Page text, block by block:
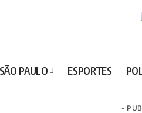
PAULO ESPORTES
-